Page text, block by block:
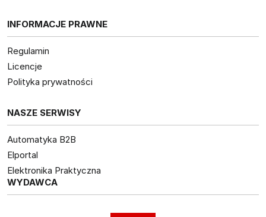
INFORMACJE PRAWNE
Regulamin
Licencje
Polityka prywatności
NASZE SERWISY
Automatyka B2B
Elportal
Elektronika Praktyczna
WYDAWCA